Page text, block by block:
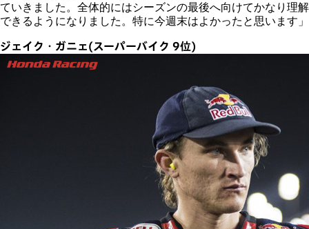
ていきました。全体的にはシーズンの最後へ向けてかなり理解
できるようになりました。特に今週末はよかったと思います」
ジェイク・ガニェ(スーパーバイク 9位)